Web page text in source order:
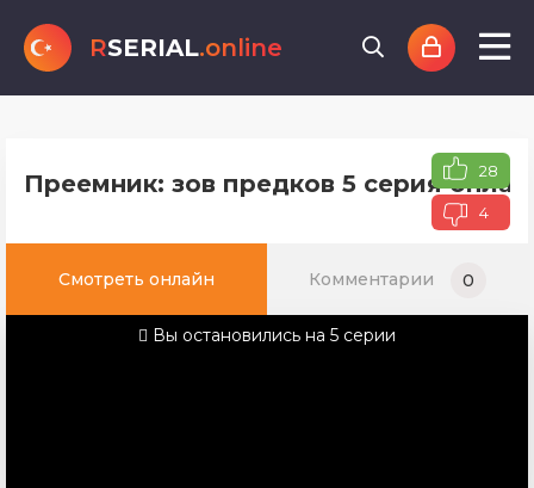
RSERIAL.online
Преемник: зов предков 5 серия 28
4
Смотреть онлайн Комментарии 0
Вы остановились на 5 серии